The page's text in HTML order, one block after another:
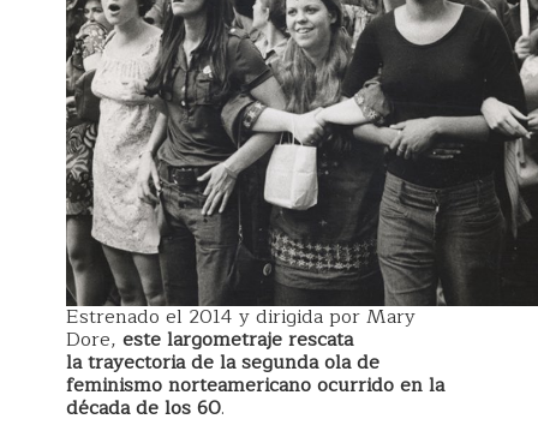
Estrenado el 2014 y dirigida por Mary
Dore, este largometraje rescata
latrayectoria de la segunda ola de
feminismo norteamericano ocurrido en la
década de los 60.